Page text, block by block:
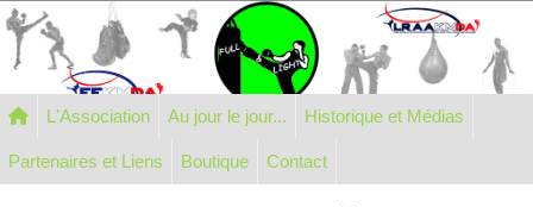
L'Association Au jour le jour... Historique et Médias
Partenaires et Liens Boutique Contact
Panneau de gestion des cookies